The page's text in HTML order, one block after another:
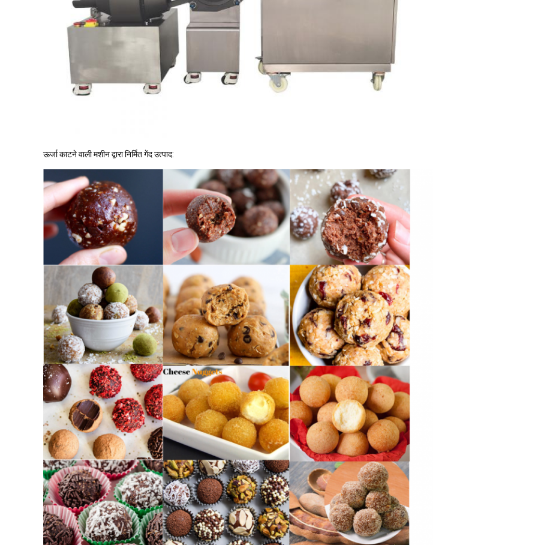
ऊर्जा काटने वाली मशीन द्वारा निर्मित गेंद उत्पाद: